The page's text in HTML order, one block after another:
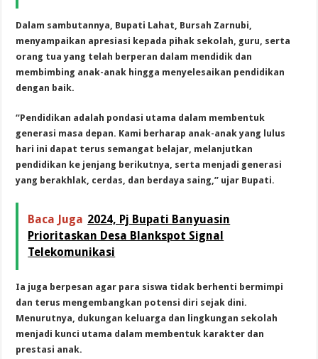
Dalam sambutannya, Bupati Lahat, Bursah Zarnubi,
menyampaikan apresiasi kepada pihak sekolah, guru, serta
orang tua yang telah berperan dalam mendidik dan
membimbing anak-anak hingga menyelesaikan pendidikan
dengan baik.
“Pendidikan adalah pondasi utama dalam membentuk
generasi masa depan. Kami berharap anak-anak yang lulus
hari ini dapat terus semangat belajar, melanjutkan
pendidikan ke jenjang berikutnya, serta menjadi generasi
yang berakhlak, cerdas, dan berdaya saing,” ujar Bupati.
Baca Juga 2024, Pj Bupati Banyuasin
Prioritaskan Desa Blankspot Signal
Telekomunikasi
Ia juga berpesan agar para siswa tidak berhenti bermimpi
dan terus mengembangkan potensi diri sejak dini.
Menurutnya, dukungan keluarga dan lingkungan sekolah
menjadi kunci utama dalam membentuk karakter dan
prestasi anak.